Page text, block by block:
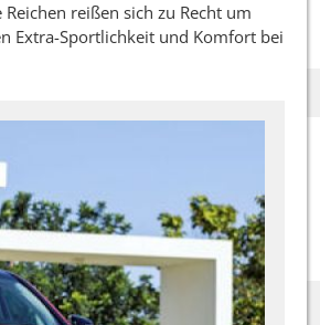
reißen sich zu Recht um
Extra-Sportlichkeit und Komfort bei